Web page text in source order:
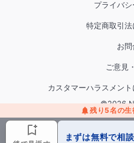
残り 5名の生
まずは無料で相
プライバ
特定商取引
お
ご意見
カスタマーハラスメン
©2026